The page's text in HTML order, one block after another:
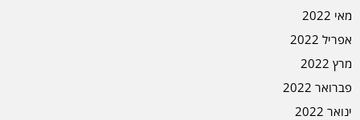
מאי 2022
אפריל 2022
מרץ 2022
פברואר 2022
ינואר 2022